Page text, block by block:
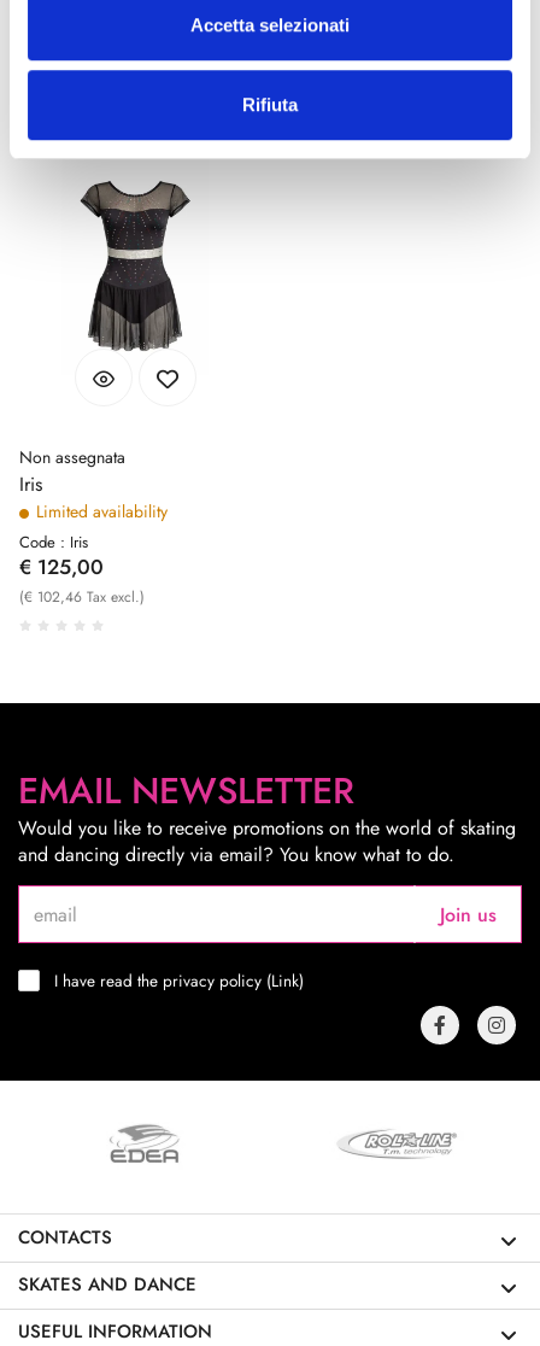
Accetta selezionati
Rifiuta
(€ 86,07 Tax excl.)
Code : Aura
€ 125,00
(€ 102,46 Tax excl.)
New
Non assegnata
Iris
Limited availability
Code : Iris
€ 125,00
(€ 102,46 Tax excl.)
EMAIL NEWSLETTER
Would you like to receive promotions on the world of skating
and dancing directly via email? You know what to do.
Join us
I have read the privacy policy (Link)
CONTACTS
SKATES AND DANCE
USEFUL INFORMATION